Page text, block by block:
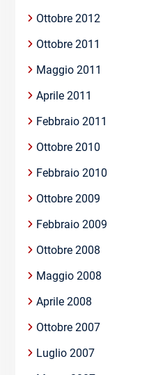
Ottobre 2012
Ottobre 2011
Maggio 2011
Aprile 2011
Febbraio 2011
Ottobre 2010
Febbraio 2010
Ottobre 2009
Febbraio 2009
Ottobre 2008
Maggio 2008
Aprile 2008
Ottobre 2007
Luglio 2007